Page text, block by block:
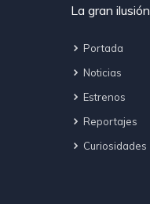
La gran ilusión
Portada
Noticias
Estrenos
Reportajes
Curiosidades